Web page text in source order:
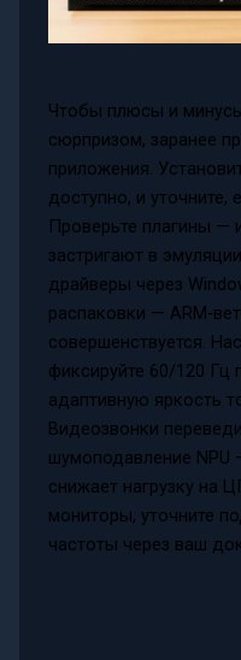
Чтобы плюсы и
сюрпризом, заранее
приложения.
доступно, и уточните,
Проверьте плагины —
застригают в
драйверы через
распаковки —
совершенствуется.
фиксируйте 60/120 Гц
адаптивную яркость
Видеозвонки
шумоподавление NPU
снижает нагрузку на
мониторы, уточните
частоты через ваш док